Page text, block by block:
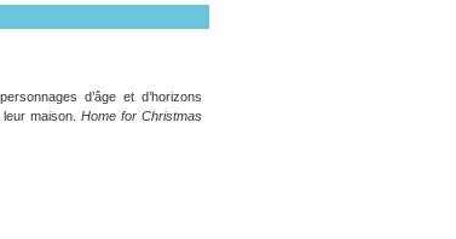
d’âge et d’horizons
leur maison.Home for Christmas